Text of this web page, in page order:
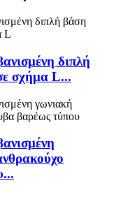
διπλή
σχήμα L...